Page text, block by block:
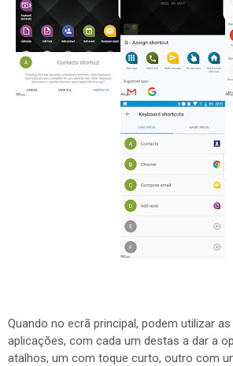
Quando no ecrã principal, podem utilizar
aplicações, com cada um destas a dar a
atalhos, um com toque curto, outro com